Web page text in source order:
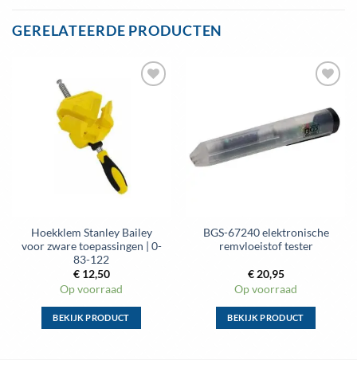
meerdere
kan
gekozen
worden
op
de
productpagina
gekozen
worden
op
GERELATEERDE PRODUCTEN
Hoekklem Stanley Bailey
voor zware toepassingen | 0-
83-122
€12,50
Op voorraad
BEKIJK PRODUCT
BGS-67240 elektronische
remvloeistof tester
€20,95
Op voorraad
BEKIJK PRODUCT